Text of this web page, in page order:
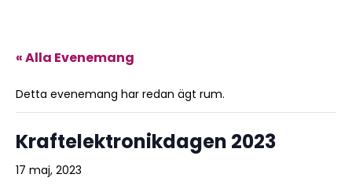
« Alla Evenemang
Detta evenemang har redan ägt rum.
Kraftelektronikdagen 2023
17 maj, 2023